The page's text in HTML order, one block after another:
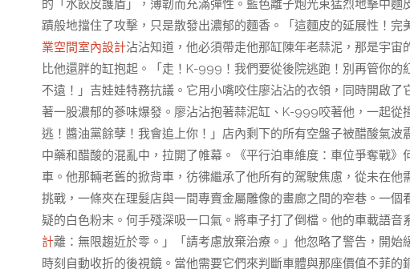
的「水餃皮護盾」，薄韌而充滿彈性。藍色離子炮光束猛烈地擊中
蹟般地擋住了攻擊，只是散發出濃郁的麵香。「這麵皮的延展性！
業空間室內設計沾沾知道，他必須帶走他那缸陳年老蒜泥，那是宇
比他還胖的缸抱起。「走！K-999！我們要從後院逃跑！別再管你
不遠！」吉娃娃特務抗議。它用小嘴咬住廖沾沾的衣領，同時開啟
著一股濃郁的蔘味爆發。廖沾沾抱著蒜泥缸、K-999咬著他，一起
逃！醬油黨餘孽！我會追上你！」店內剩下的所有空盤子被醋酸氣
中藥和醋酸的混亂中，拉開了帷幕。《平行泊車維度：車位爭奪戰
車。他那輛老舊的掀背車，彷彿繼承了他所有的駕駛焦慮，從未在
挑戰，一條夾在理髮店與一間專賣金屬雕像的畫廊之間的窄巷。一
疑的白色粉末。何手殘深吸一口氣。將車子打了倒檔。他的車載語
計離：無限趨近於零。」「請考慮放棄治療。」他忽略了警告，開
時刻自動收折的後視鏡。當他需要它們來判斷車體與那座價值不菲